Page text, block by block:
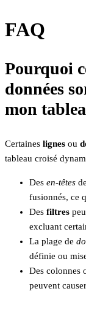
FAQ
Pourquoi
données
mon
Certaines lignes ou
tableau croisé
Des en-têtes
fusionnés, ce
Des filtres
excluant
La plage de
définie ou
Des colonnes
peuvent